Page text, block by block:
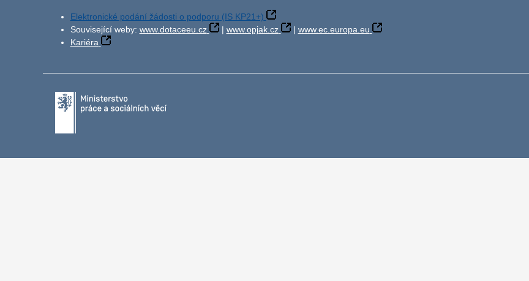
Elektronické podání žádosti o podporu (IS KP21+)
Související weby: www.dotaceeu.cz | www.opjak.cz | www.ec.europa.eu
Kariéra